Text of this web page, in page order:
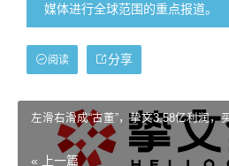
媒体进行全球范围的重点报道。
分享
阅读
左滑右滑成“古董”，挚文3.58亿利润，
« 上一篇